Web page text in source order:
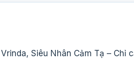
Siêu Nhân Cảm Tạ – Chỉ